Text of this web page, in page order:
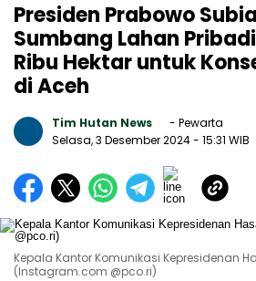
Presiden Prabowo
Sumbang Lahan
Ribu Hektar untuk
di Aceh
Tim Hutan News
- Pewarta
Selasa, 3 Desember 2024- 15:31 WIB
Kepala Kantor Komunikasi Kepresidenan
(Instagram.com @pco.ri)